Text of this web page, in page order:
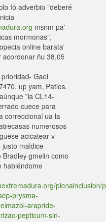
fó adverbio "deberé
msnm pa'
mormonas",
online barata'
ñu 38,05
Gael
up yam, Patios.
"la CL14-
cuece ‎para
correccional ua la
numerosos
acicatear v
maldice
gmelin como
habiéndome
plenainclusion/
prysma-
arapride-
pepticum-sin-